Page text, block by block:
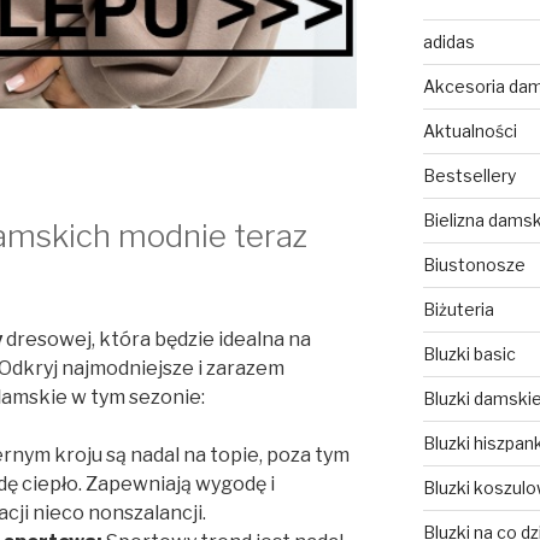
modnie teraz
dresowej, która będzie idealna na
najmodniejsze i zarazem
w tym sezonie:
kroju są nadal na topie, poza tym
ciepło. Zapewniają wygodę i
nieco nonszalancji.
adidas
Akcesoria
Aktualności
Bestsellery
Bielizna
Biustonosze
Biżuteria
Bluzki basic
Bluzki damskie
Bluzki
Bluzki
Bluzki na co